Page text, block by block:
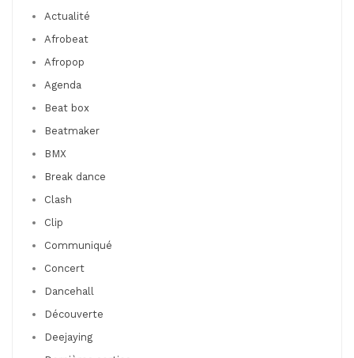
Actualité
Afrobeat
Afropop
Agenda
Beat box
Beatmaker
BMX
Break dance
Clash
Clip
Communiqué
Concert
Dancehall
Découverte
Deejaying